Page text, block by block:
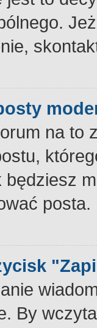
na to
posta.
By